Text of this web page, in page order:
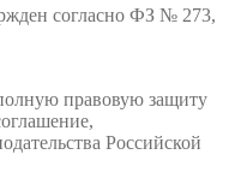
согласно ФЗ № 273,
правовую защиту
Российской